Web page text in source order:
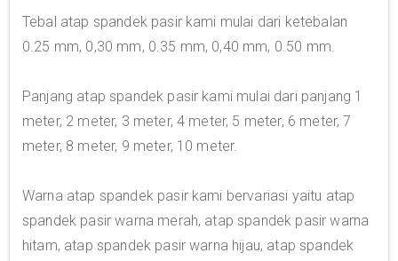
Tebal atap spandek pasir kami mulai dari ketebalan
0.25 mm, 0,30 mm, 0.35 mm, 0,40 mm, 0.50 mm.
Panjang atap spandek pasir kami mulai dari panjang 1
meter, 2 meter, 3 meter, 4 meter, 5 meter, 6 meter, 7
meter, 8 meter, 9 meter, 10 meter.
Warna atap spandek pasir kami bervariasi yaitu atap
spandek pasir warna merah, atap spandek pasir warna
hitam, atap spandek pasir warna hijau, atap spandek